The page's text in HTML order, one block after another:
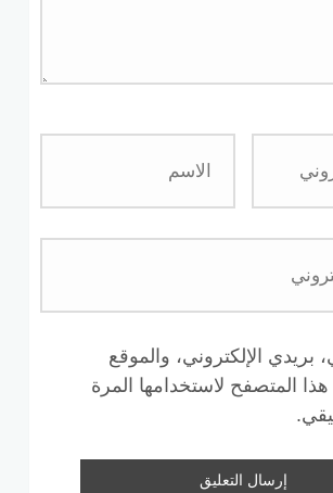
الإلكتروني، والموقع
المتصفح لاستخدامها المرة